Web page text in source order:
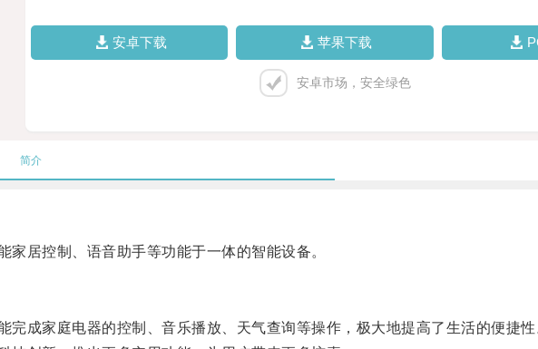
安卓下载 苹果下载
安卓市场，安全绿色
简介
居控制、语音助手等功能于一体的智能设备。
成家庭电器的控制、音乐播放、天气查询等操作，极大地提高了生活的便捷性